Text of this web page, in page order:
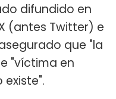
difundido en
(antes Twitter) e
que "la
"víctima en